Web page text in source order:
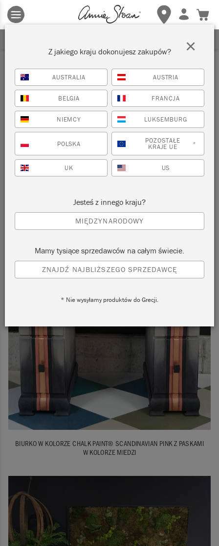
Obowiązują zasady i warunki. Kliknij tutaj
aby uzyskać więcej
szczegółów.
Malarze-Rezydenci
FILTRUJ
BIURKO W KOLORZE CHALK PAINT® SCANDINAVIAN PINK Z PASKAMI
W KOLORZE MIEDZI
Z jakiego kraju dokonujesz zakupów?
AUSTRALIA AUSTRIA
BELGIA FRANCJA
NIEMCY LUKSEMBURG
POLSKA POZOSTAŁE
KRAJE UE *
UK US
Jesteś z innego kraju?
MIĘDZYNARODOWY
Mamy tysiące sprzedawców na całym świecie.
ZNAJDŹ NAJBLIŻSZEGO SPRZEDAWCĘ
* Nie wysyłamy produktów do Grecji.
×